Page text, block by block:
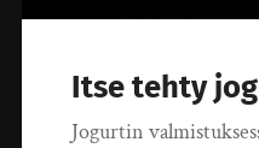
Itse tehty
Jogurtin